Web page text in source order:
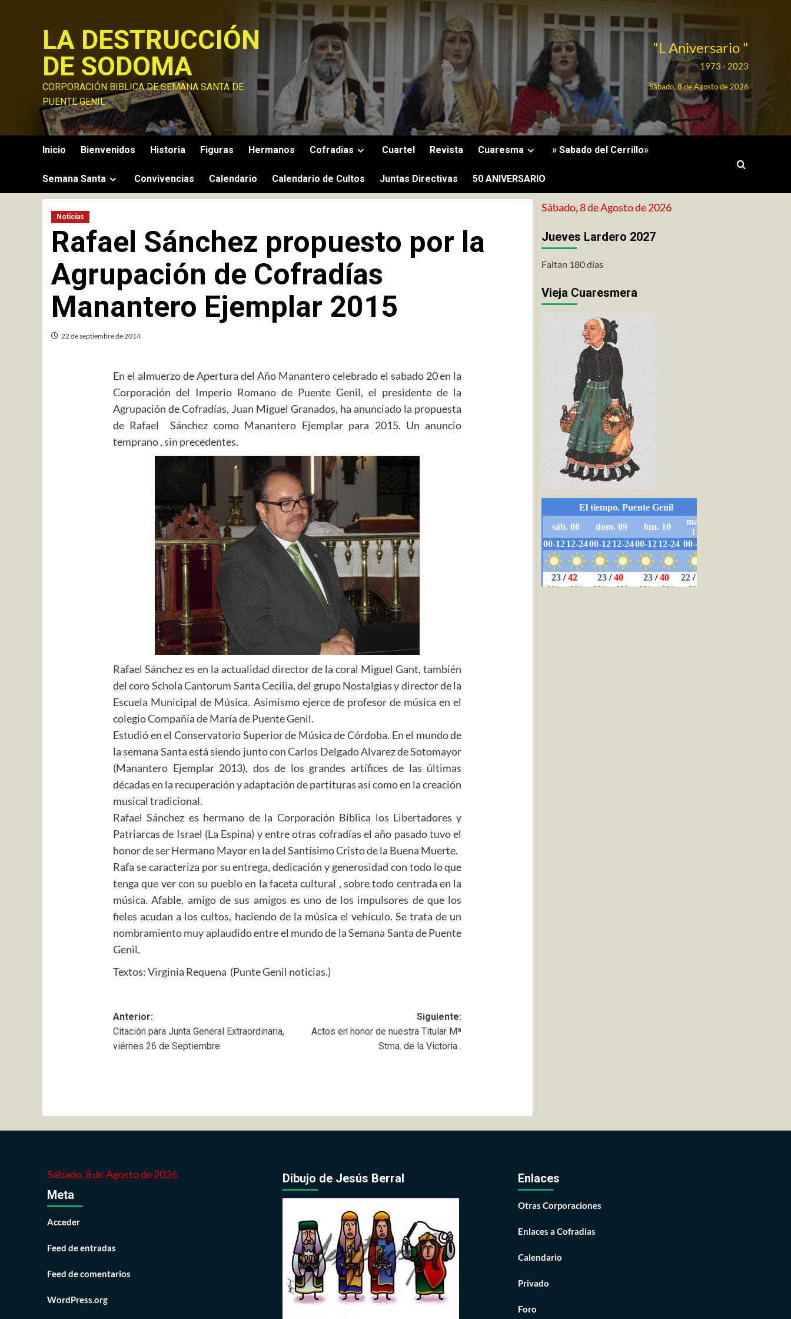
LA DESTRUCCIÓN
DE SODOMA
CORPORACIÓN BIBLICA DE SEMANA SANTA DE
PUENTE GENIL
"L Aniversario "
1973 - 2023
Sábado, 8 de Agosto de 2026
Inicio Bienvenidos Historia Figuras Hermanos Cofradias Cuartel Revista Cuaresma » Sabado del Cerrillo»
Semana Santa Convivencias Calendario Calendario de Cultos Juntas Directivas 50 ANIVERSARIO
Noticias
Rafael Sánchez propuesto por la
Agrupación de Cofradías
Manantero Ejemplar 2015
22 de septiembre de 2014
En el almuerzo de Apertura del Año Manantero celebrado el sabado 20 en la
Corporación del Imperio Romano de Puente Genil, el presidente de la
Agrupación de Cofradías, Juan Miguel Granados, ha anunciado la propuesta
de Rafael Sánchez como Manantero Ejemplar para 2015. Un anuncio
temprano , sin precedentes.
Rafael Sánchez es en la actualidad director de la coral Miguel Gant, también
del coro Schola Cantorum Santa Cecilia, del grupo Nostalgias y director de la
Escuela Municipal de Música. Asimismo ejerce de profesor de música en el
colegio Compañía de María de Puente Genil.
Estudió en el Conservatorio Superior de Música de Córdoba. En el mundo de
la semana Santa está siendo junto con Carlos Delgado Alvarez de Sotomayor
(Manantero Ejemplar 2013), dos de los grandes artífices de las últimas
décadas en la recuperación y adaptación de partituras así como en la creación
musical tradicional.
Rafael Sánchez es hermano de la Corporación Bíblica los Libertadores y
Patriarcas de Israel (La Espina) y entre otras cofradías el año pasado tuvo el
honor de ser Hermano Mayor en la del Santísimo Cristo de la Buena Muerte.
Rafa se caracteriza por su entrega, dedicación y generosidad con todo lo que
tenga que ver con su pueblo en la faceta cultural , sobre todo centrada en la
música. Afable, amigo de sus amigos es uno de los impulsores de que los
fieles acudan a los cultos, haciendo de la música el vehículo. Se trata de un
nombramiento muy aplaudido entre el mundo de la Semana Santa de Puente
Genil.
Textos: Virginia Requena (Punte Genil noticias.)
Navegación
de
entradas
Anterior:
Citación para Junta General Extraordinaria,
viérnes 26 de Septiembre
Siguiente:
Actos en honor de nuestra Titular Mª
Stma. de la Victoria .
Sábado, 8 de Agosto de 2026
Jueves Lardero 2027
Faltan 180 días
Vieja Cuaresmera
Sábado, 8 de Agosto de 2026
Meta
Acceder
Feed de entradas
Feed de comentarios
WordPress.org
Dibujo de Jesús Berral Enlaces
Otras Corporaciones
Enlaces a Cofradias
Calendario
Privado
Foro